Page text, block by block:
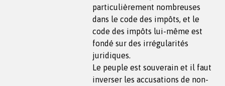
particulièrement nombreuses
dans le code des impôts, et le
code des impôts lui-même est
fondé sur des irrégularités
juridiques.
Le peuple est souverain et il faut
inverser les accusations de non-